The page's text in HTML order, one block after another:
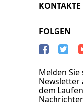
KONTAKTE
FOLGEN
Melden
Newsletter
dem